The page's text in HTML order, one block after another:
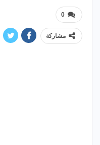
0
مشاركة